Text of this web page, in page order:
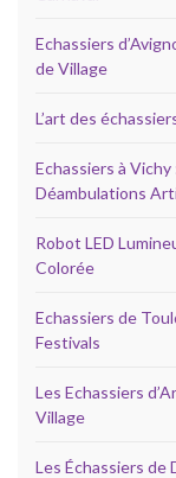
Echassiers
de Village
L’art des
Echassiers à
Déambulations
Robot LED
Colorée
Echassiers de
Festivals
Les Echassiers
Village
Les Échassiers de